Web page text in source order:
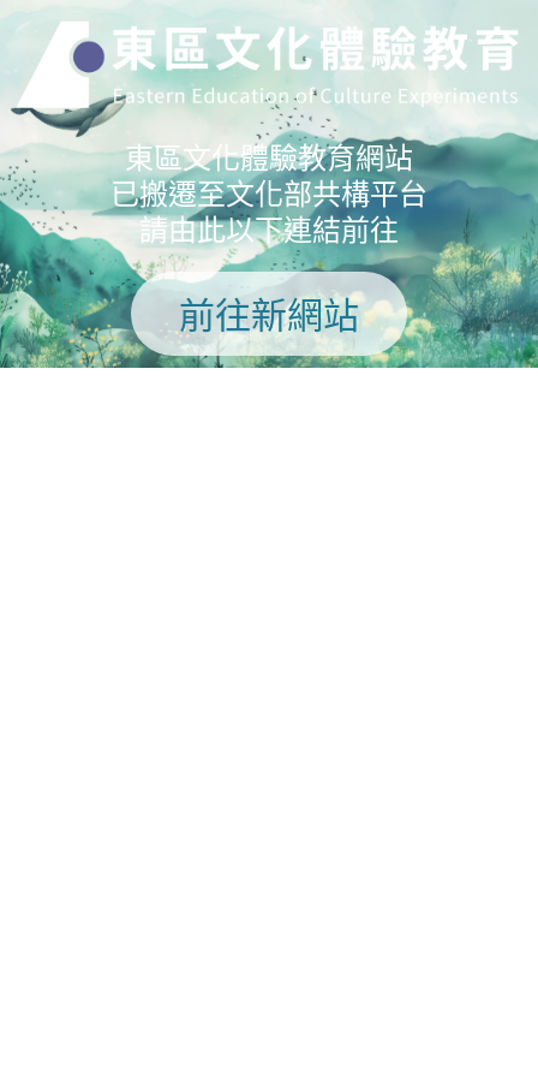
東區文化體驗教育網站
已搬遷至文化部共構平台
請由此以下連結前往
前往新網站